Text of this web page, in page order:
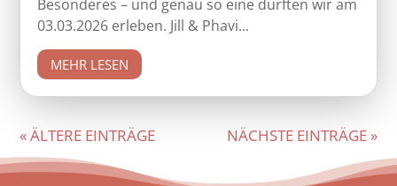
Besonderes – und genau so eine durften wir am
03.03.2026 erleben. Jill & Phavi...
MEHR LESEN
« ÄLTERE EINTRÄGE NÄCHSTE EINTRÄGE »